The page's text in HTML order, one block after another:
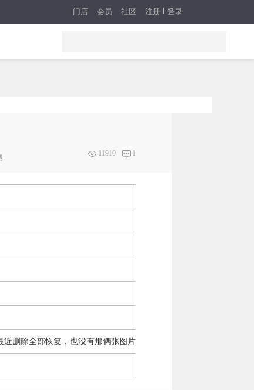
注册 登录
门店 会员 社区
11910 1
近删除全部恢复，也没有那俩张图片